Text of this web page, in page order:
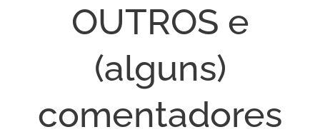
OUTROS e
(alguns)
comentadores